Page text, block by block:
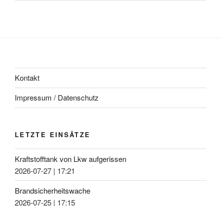
Kontakt
Impressum / Datenschutz
LETZTE EINSÄTZE
Kraftstofftank von Lkw aufgerissen
2026-07-27 | 17:21
Brandsicherheitswache
2026-07-25 | 17:15